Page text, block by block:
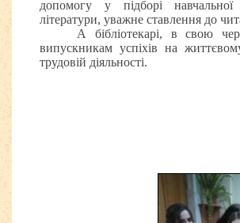
допомогу у підборі
літератури, уважне ставлення до
А бібліотекарі, в свою
випускникам успіхів на
трудовій діяльності.